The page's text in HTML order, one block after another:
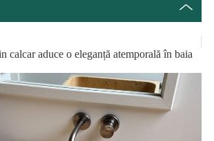
calcar aduce o eleganță atemporală în baia